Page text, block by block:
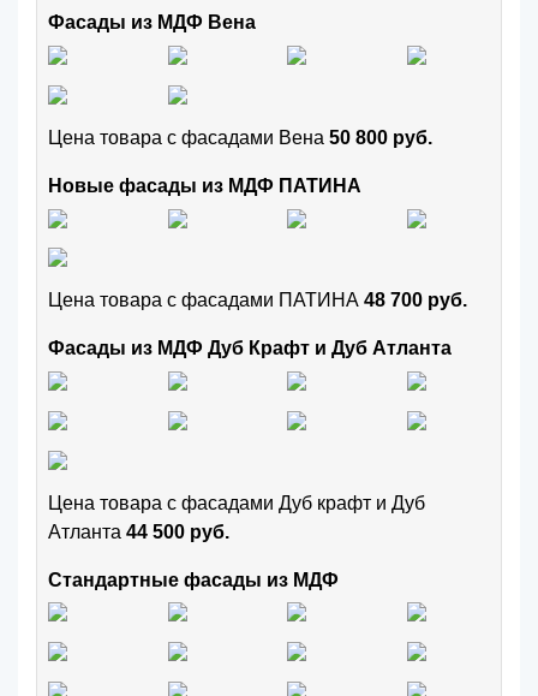
Фасады из МДФ Вена
Цена товара с фасадами Вена 50 800 руб.
Новые фасады из МДФ ПАТИНА
Цена товара с фасадами ПАТИНА 48 700 руб.
Фасады из МДФ Дуб Крафт и Дуб Атланта
Цена товара с фасадами Дуб крафт и Дуб
Атланта 44 500 руб.
Стандартные фасады из МДФ